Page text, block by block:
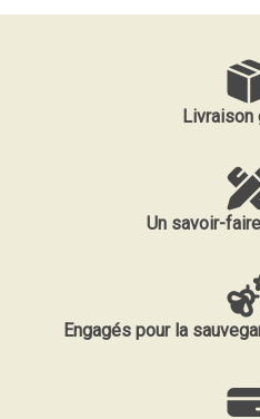
Livraison
Un savoir-
Engagés pour la